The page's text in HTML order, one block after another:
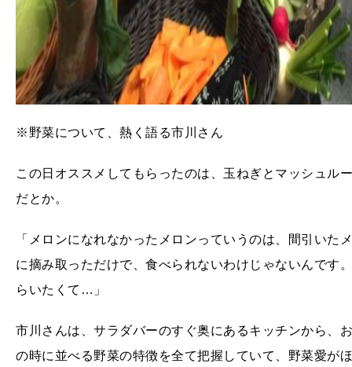
※野菜について、熱く語る市川さん
この日オススメしてもらったのは、玉ねぎとマッシュル
だとか。
「メロンになれなかったメロンっていうのは、間引い
に摘み取っただけで、食べられないわけじゃないんです
らいたくて…」
市川さんは、サラダバーのすぐ奥にあるキッチンから、
の時に並べる野菜の特徴を全て把握していて、野菜愛が